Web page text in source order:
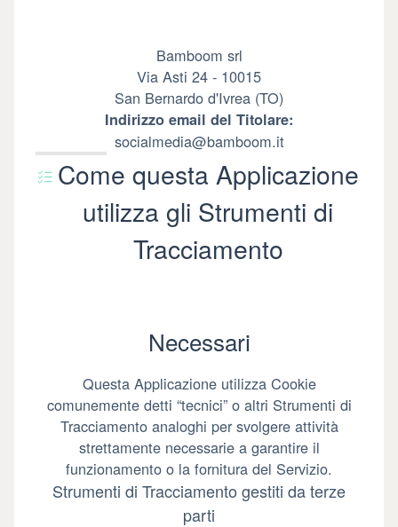
Bamboom srl
Via Asti 24 - 10015
San Bernardo d'Ivrea (TO)
Indirizzo email del Titolare:
socialmedia@bamboom.it
Come questa Applicazione
utilizza gli Strumenti di
Tracciamento
Necessari
Questa Applicazione utilizza Cookie
comunemente detti “tecnici” o altri Strumenti di
Tracciamento analoghi per svolgere attività
strettamente necessarie a garantire il
funzionamento o la fornitura del Servizio.
Strumenti di Tracciamento gestiti da terze
parti